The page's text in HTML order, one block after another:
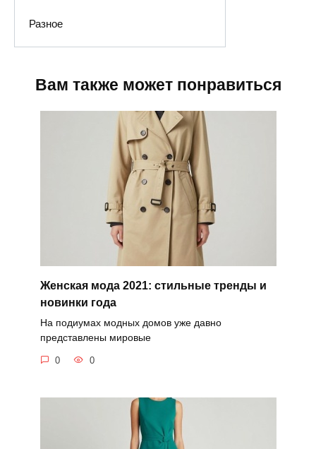
Разное
Вам также может понравиться
Женская мода 2021: стильные тренды и
новинки года
На подиумах модных домов уже давно
представлены мировые
0 0